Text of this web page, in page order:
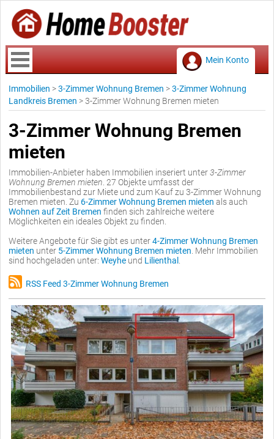
Mein Konto
Immobilien >3-Zimmer Wohnung Bremen >3-Zimmer Wohnung
Landkreis Bremen >3-Zimmer Wohnung Bremen mieten
3-Zimmer Wohnung Bremen
mieten
Immobilien-Anbieter haben Immobilien inseriert unter3-Zimmer
Wohnung Bremen mieten . 27 Objekte umfasst der
Immobilienbestand zur Miete und zum Kauf zu 3-Zimmer Wohnung
Bremen mieten. Zu 6-Zimmer Wohnung Bremen mieten als auch
Wohnen auf Zeit Bremen finden sich zahlreiche weitere
Möglichkeiten ein ideales Objekt zu finden.
Weitere Angebote für Sie gibt es unter4-Zimmer Wohnung Bremen
mieten unter 5-Zimmer Wohnung Bremen mieten . Mehr Immobilien
sind hochgeladen unter: Weyhe und Lilienthal
RSS Feed 3-Zimmer Wohnung Bremen